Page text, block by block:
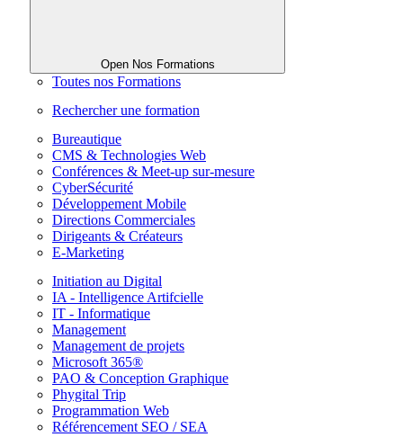
Open Nos Formations
Toutes nos Formations
Rechercher une formation
Bureautique
CMS & Technologies Web
Conférences & Meet-up sur-mesure
CyberSécurité
Développement Mobile
Directions Commerciales
Dirigeants & Créateurs
E-Marketing
Initiation au Digital
IA - Intelligence Artifcielle
IT - Informatique
Management
Management de projets
Microsoft 365®
PAO & Conception Graphique
Phygital Trip
Programmation Web
Référencement SEO / SEA